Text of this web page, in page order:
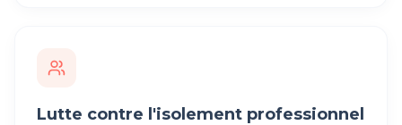
Lutte contre l'isolement professionnel